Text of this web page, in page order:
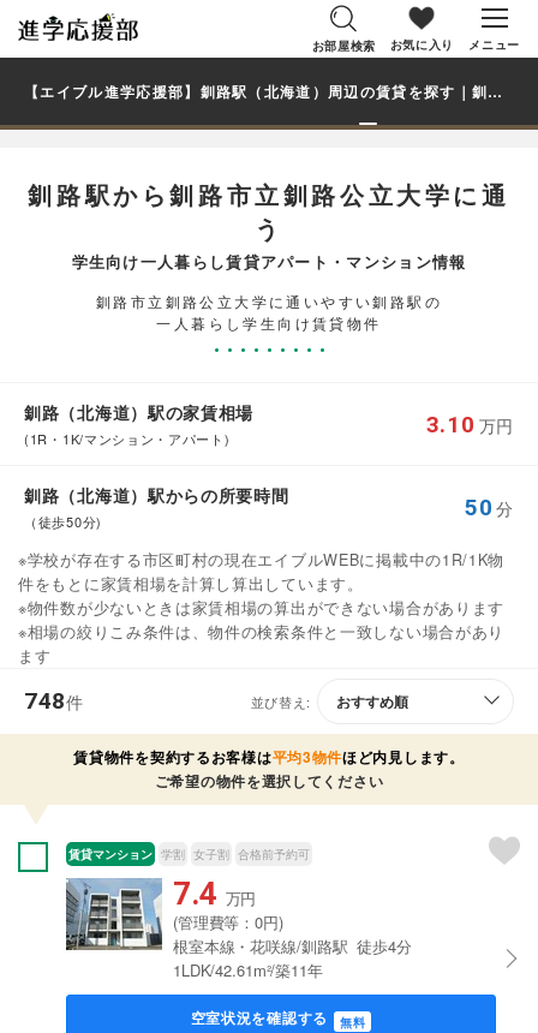
お部屋検索 お気に入り メニュー
【エイブル進学応援部】釧路駅（北海道）周辺の賃貸を探す｜釧路市立釧路公立大学学生・大学生の一人暮らし向け賃貸マンション・アパート
釧路駅から釧路市立釧路公立大学に通
う
学生向け一人暮らし賃貸アパート・マンション情報
釧路市立釧路公立大学に通いやすい釧路駅の
一人暮らし学生向け賃貸物件
釧路（北海道）駅の家賃相場
(1R・1K/マンション・アパート)
3.10 万円
釧路（北海道）駅からの所要時間
（徒歩50分)
50 分
※学校が存在する市区町村の現在エイブルWEBに掲載中の1R/1K物
件をもとに家賃相場を計算し算出しています。
※物件数が少ないときは家賃相場の算出ができない場合があります
※相場の絞りこみ条件は、物件の検索条件と一致しない場合があり
ます
748件 並び替え:
賃貸物件を契約するお客様は平均3物件ほど内見します。
ご希望の物件を選択してください
賃貸マンション 学割 女子割 合格前予約可
7.4 万円
(管理費等：0円)
根室本線・花咲線/釧路駅 徒歩4分
1LDK/42.61m²/築11年
空室状況を確認する 無料